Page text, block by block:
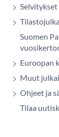
Suomen
Euroopan
Muut
Ohjeet ja
Tilaa